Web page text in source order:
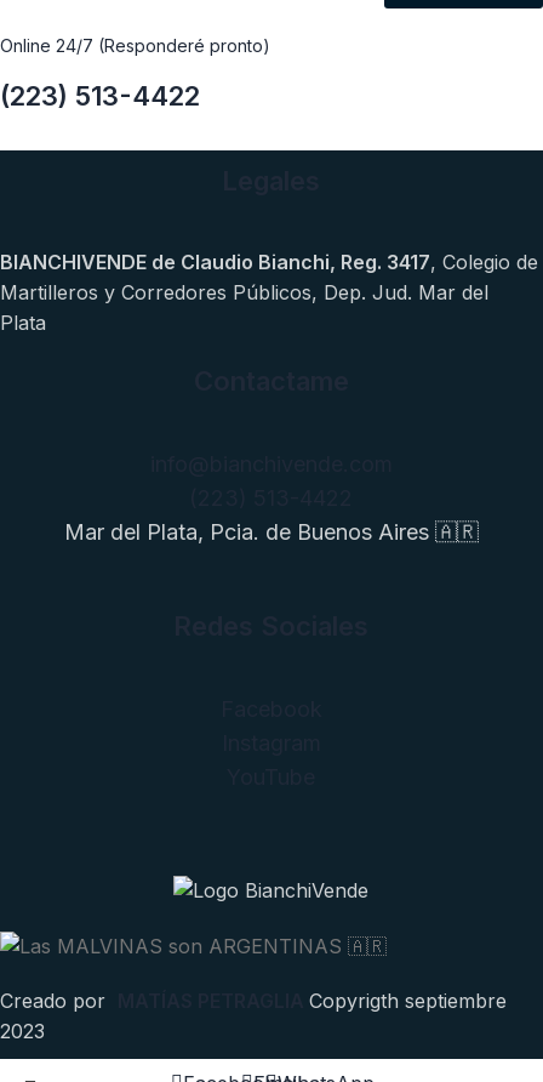
Online 24/7 (Responderé pronto)
(223) 513-4422
BIANCHIVENDE de Claudio Bianchi, Reg. 3417, Colegio de
Martilleros y Corredores Públicos, Dep. Jud. Mar del
Plata
Mar del Plata, Pcia. de Buenos Aires 🇦🇷
Creado por
Copyrigth septiembre
2023